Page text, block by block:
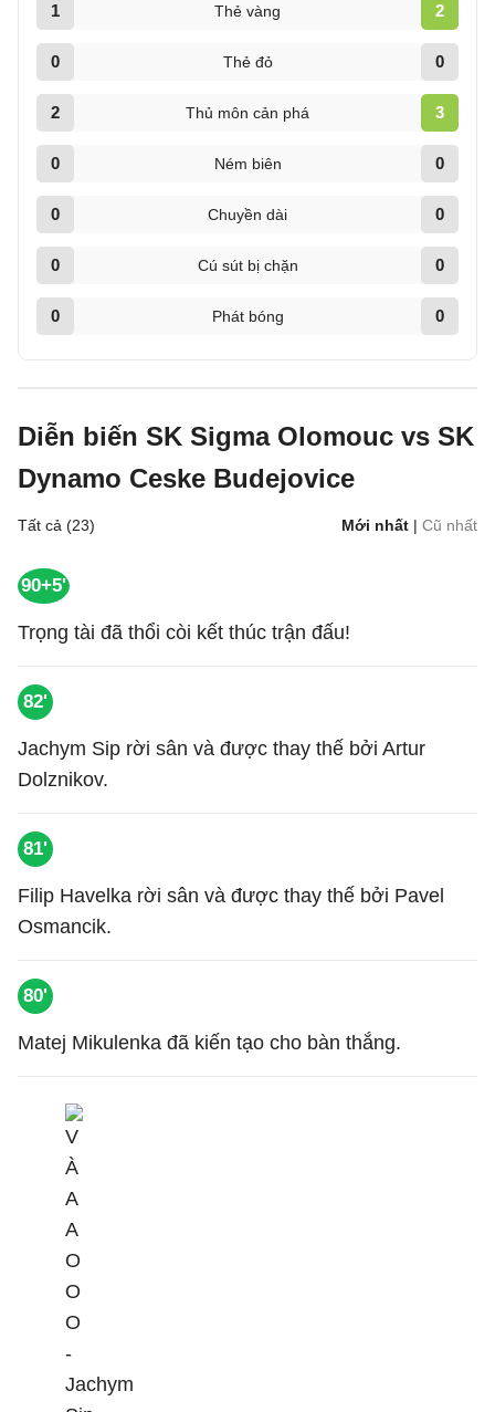
1 Thẻ vàng 2
0 Thẻ đỏ 0
2 Thủ môn cản phá 3
0 Ném biên 0
0 Chuyền dài 0
0 Cú sút bị chặn 0
0 Phát bóng 0
Diễn biến SK Sigma Olomouc vs SK
Dynamo Ceske Budejovice
Tất cả (23) Mới nhất | Cũ nhất
90+5'
Trọng tài đã thổi còi kết thúc trận đấu!
82'
Jachym Sip rời sân và được thay thế bởi Artur
Dolznikov.
81'
Filip Havelka rời sân và được thay thế bởi Pavel
Osmancik.
80'
Matej Mikulenka đã kiến tạo cho bàn thắng.